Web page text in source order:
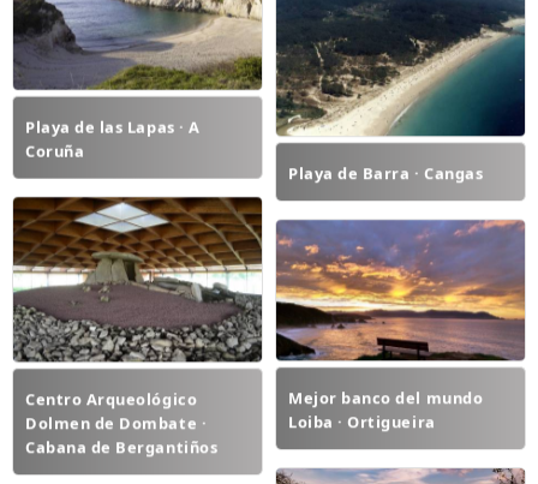
Playa de las Lapas · A
Coruña
Playa de Barra · Cangas
Centro Arqueológico
Dolmen de Dombate ·
Cabana de Bergantiños
Mejor banco del mundo
Loiba · Ortigueira